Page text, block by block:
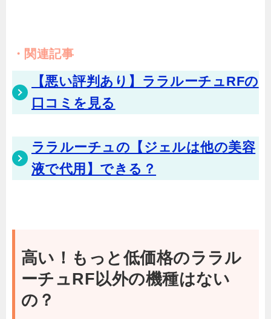
関連記事
【悪い評判あり】ララルーチュRFの
口コミを見る
ララルーチュの【ジェルは他の美容
液で代用】できる？
高い！もっと低価格のララル
ーチュRF以外の機種はない
の？